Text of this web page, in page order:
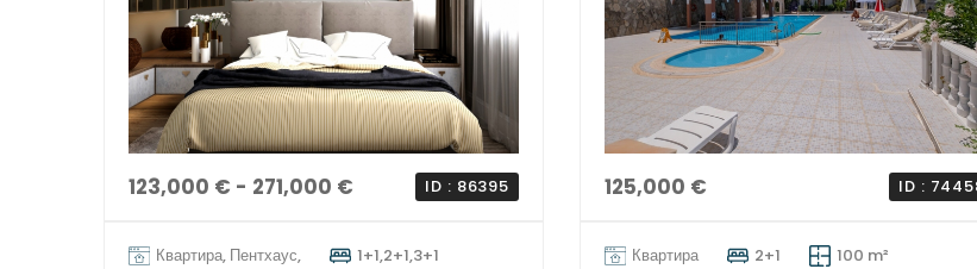
123,000 € - 271,000 € ID : 86395
Квартира, Пентхаус,
1+1,2+1,3+1
125,000 € ID :
Квартира 2+1 100 m²